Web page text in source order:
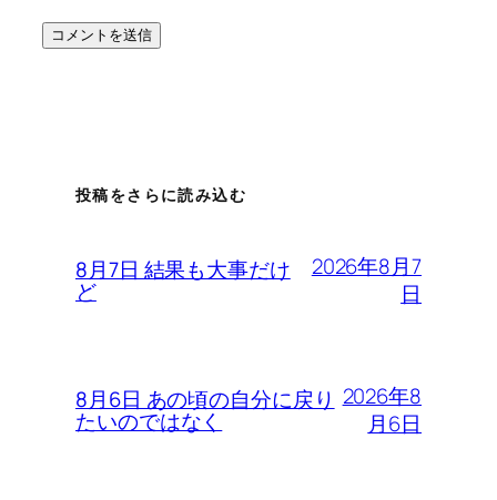
投稿をさらに読み込む
8月7日 結果も大事だけ
ど
2026年8月7
日
8月6日 あの頃の自分に戻り
たいのではなく
2026年8
月6日